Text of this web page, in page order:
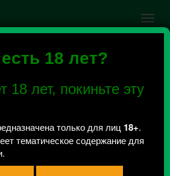
18 лет?
18 лет, покиньте эту
только для лиц 18+.
тематическое содержание для
на сервисе
of